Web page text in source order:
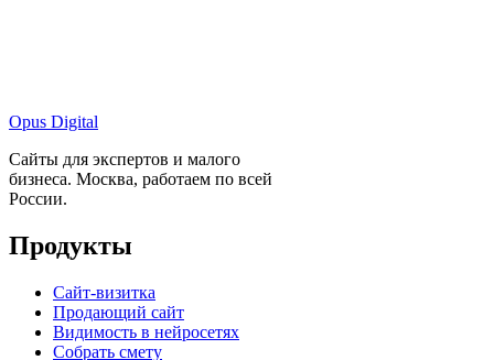
Opus Digital
Сайты для экспертов и малого
бизнеса. Москва, работаем по всей
России.
Продукты
Сайт-визитка
Продающий сайт
Видимость в нейросетях
Собрать смету